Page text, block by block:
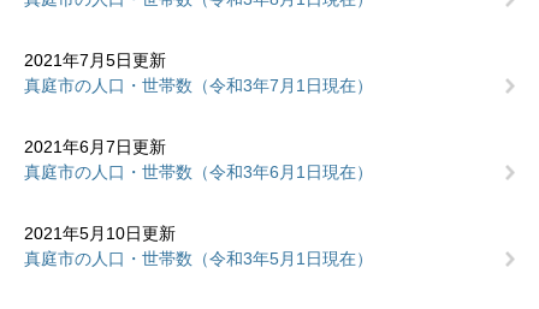
2021年7月5日更新
真庭市の人口・世帯数（令和3年7月1日現在）
2021年6月7日更新
真庭市の人口・世帯数（令和3年6月1日現在）
2021年5月10日更新
真庭市の人口・世帯数（令和3年5月1日現在）